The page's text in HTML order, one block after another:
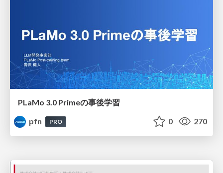
PLaMo 3.0 Primeの事後学習
pfn
PRO 0 270